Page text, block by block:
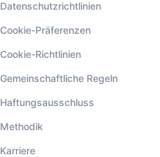
Datenschutzrichtlinien
Cookie-Präferenzen
Cookie-Richtlinien
Gemeinschaftliche Regeln
Haftungsausschluss
Methodik
Karriere